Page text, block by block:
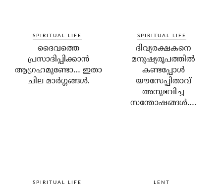
SPIRITUAL LIFE
ദൈവത്തെ
പ്രസാദിപ്പിക്കാന്‍
ആഗ്രഹമുണ്ടോ… ഇതാ
ചില മാര്‍ഗ്ഗങ്ങള്‍.
SPIRITUAL LIFE
ദിവ്യരക്ഷകനെ
മനുഷ്യരൂപത്തില്‍
കണ്ടപ്പോള്‍
യൗസേപ്പിതാവ്
അനുഭവിച്ച
സന്തോഷങ്ങള്‍….
SPIRITUAL LIFE LENT